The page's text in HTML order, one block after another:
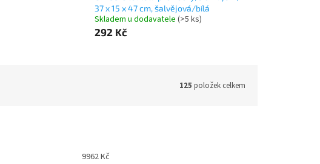
37 x 15 x 47 cm, šalvějová/bílá
Skladem u dodavatele (>5 ks)
292 Kč
125 položek celkem
9962Kč